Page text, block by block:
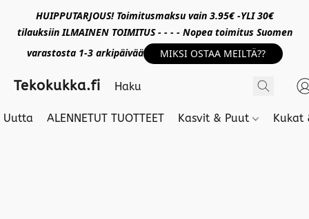
HUIPPUTARJOUS! Toimitusmaksu vain 3.95€ -YLI 30€
tilauksiin ILMAINEN TOIMITUS - - - - Nopea toimitus Suomen
varastosta 1-3 arkipäivää
MIKSI OSTAA MEILTÄ??
Tekokukka.fi
Uutta ALENNETUT TUOTTEET Kasvit & Puut Kukat